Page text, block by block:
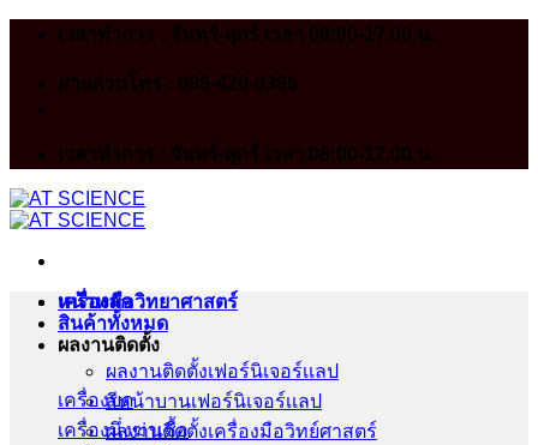
Skip
เวลาทำการ : จันทร์-ศุกร์ เวลา 08:00-17.00 น.
สายด่วนโทร : 086-420-0366
เวลาทำการ : จันทร์-ศุกร์ เวลา 08:00-17.00 น.
หน้าหลัก
สินค้าทั้งหมด
ผลงานติดตั้ง
ผลงานติดตั้งเฟอร์นิเจอร์เเลป
สีหน้าบานเฟอร์นิเจอร์เเลป
ผลงานติดตั้งเครื่องมือวิทย์ศาสตร์
เครื่องมือวิทยาศาสตร์
เครื่องบด
เครื่องนึ่งฆ่าเชื้อ